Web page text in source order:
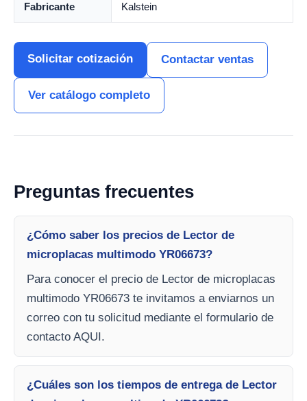
Fabricante Kalstein
Solicitar cotización Contactar ventas
Ver catálogo completo
Preguntas frecuentes
¿Cómo saber los precios de Lector de
microplacas multimodo YR06673?
Para conocer el precio de Lector de microplacas
multimodo YR06673 te invitamos a enviarnos un
correo con tu solicitud mediante el formulario de
contacto AQUI.
¿Cuáles son los tiempos de entrega de Lector